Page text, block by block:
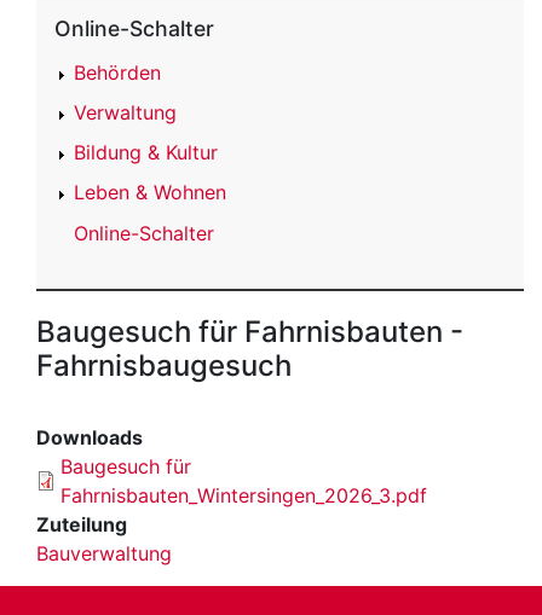
Online-Schalter
Behörden
Verwaltung
Bildung & Kultur
Leben & Wohnen
Online-Schalter
Baugesuch für Fahrnisbauten -
Fahrnisbaugesuch
Downloads
Baugesuch für
Fahrnisbauten_Wintersingen_2026_3.pdf
Zuteilung
Bauverwaltung